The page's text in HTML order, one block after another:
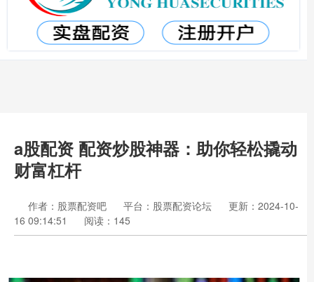
a股配资 配资炒股神器：助你轻松撬动
财富杠杆
作者：股票配资吧 平台：股票配资论坛
更新：2024-10-
16 09:14:51
阅读：145